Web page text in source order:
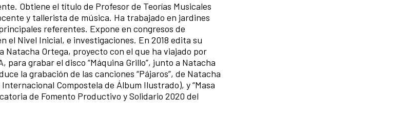
Obtiene el título de Profesor de Teorías Musicales
y tallerista de música. Ha trabajado en jardines
referentes. Expone en congresos de
Nivel Inicial, e investigaciones. En 2018 edita su
Natacha Ortega, proyecto con el que ha viajado por
para grabar el disco “Máquina Grillo”, junto a Natacha
la grabación de las canciones “Pájaros”, de Natacha
Compostela de Álbum Ilustrado), y “Masa
de Fomento Productivo y Solidario 2020 del